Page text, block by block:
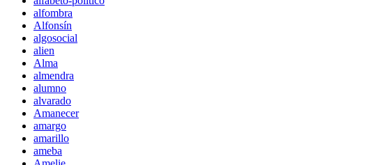
alfombra
Alfonsín
algosocial
alien
Alma
almendra
alumno
alvarado
Amanecer
amargo
amarillo
ameba